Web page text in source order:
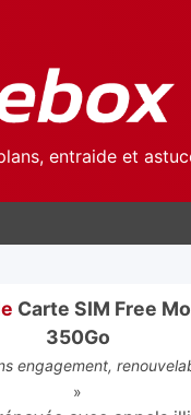
entraide et
Carte SIM Free
350Go
engagement,
»